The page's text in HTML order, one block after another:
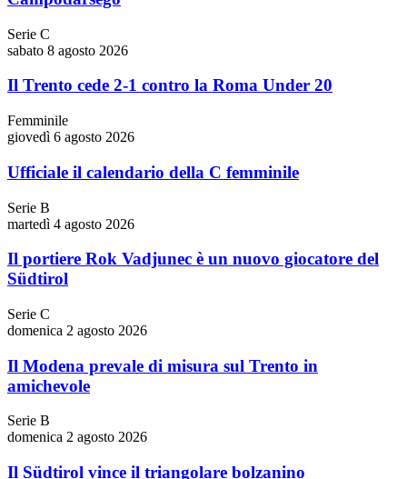
Serie C
sabato 8 agosto 2026
Il Trento cede 2-1 contro la Roma Under 20
Femminile
giovedì 6 agosto 2026
Ufficiale il calendario della C femminile
Serie B
martedì 4 agosto 2026
Il portiere Rok Vadjunec è un nuovo giocatore del
Südtirol
Serie C
domenica 2 agosto 2026
Il Modena prevale di misura sul Trento in
amichevole
Serie B
domenica 2 agosto 2026
Il Südtirol vince il triangolare bolzanino